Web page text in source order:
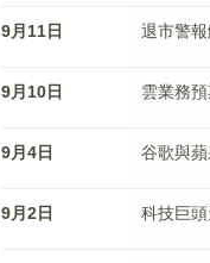
9月11日 退市警
9月10日 雲業務
9月4日 谷歌與
9月2日 科技巨